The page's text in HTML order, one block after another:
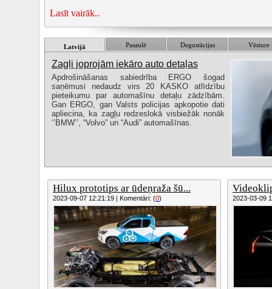
Lasīt vairāk..
Latvijā Pasaulē Degustācijas Vēsture
Zagļi joprojām iekāro auto detaļas
Apdrošināšanas sabiedrība ERGO šogad
saņēmusi nedaudz virs 20 KASKO atlīdzību
pieteikumu par automašīnu detaļu zādzībām.
Gan ERGO, gan Valsts policijas apkopotie dati
apliecina, ka zagļu redzeslokā visbiežāk nonāk
‘’BMW’’, “Volvo” un “Audi” automašīnas.
Hilux prototips ar ūdeņraža šū...
2023-09-07 12:21:19 | Komentāri: (0) 2023-03-09